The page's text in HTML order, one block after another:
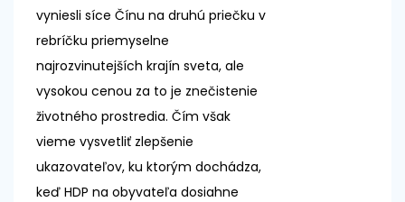
vyniesli síce Čínu na druhú priečku v
rebríčku priemyselne
najrozvinutejších krajín sveta, ale
vysokou cenou za to je znečistenie
životného prostredia. Čím však
vieme vysvetliť zlepšenie
ukazovateľov, ku ktorým dochádza,
keď HDP na obyvateľa dosiahne